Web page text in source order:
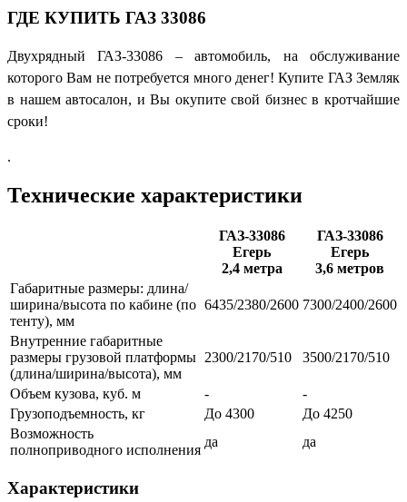
ГДЕ КУПИТЬ ГАЗ 33086
Двухрядный ГАЗ-33086 – автомобиль, на обслуживание
которого Вам не потребуется много денег! Купите ГАЗ Земляк
в нашем автосалон, и Вы окупите свой бизнес в кротчайшие
сроки!
.
Технические характеристики
ГАЗ-33086
Егерь
2,4 метра
ГАЗ-33086
Егерь
3,6 метров
Габаритные размеры: длина/
ширина/высота по кабине (по
тенту), мм
6435/2380/2600 7300/2400/2600
Внутренние габаритные
размеры грузовой платформы
(длина/ширина/высота), мм
2300/2170/510 3500/2170/510
Объем кузова, куб. м -
-
Грузоподъемность, кг
До 4300
До 4250
Возможность
полноприводного исполнения
да да
Характеристики